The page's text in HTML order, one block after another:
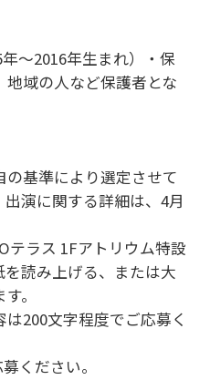
〜2016年生まれ）・保
域の人など保護者とな
基準により選定させて
演に関する詳細は、4月
ラス 1Fアトリウム特設
読み上げる、または大
。
200文字程度でご応募く
ください。